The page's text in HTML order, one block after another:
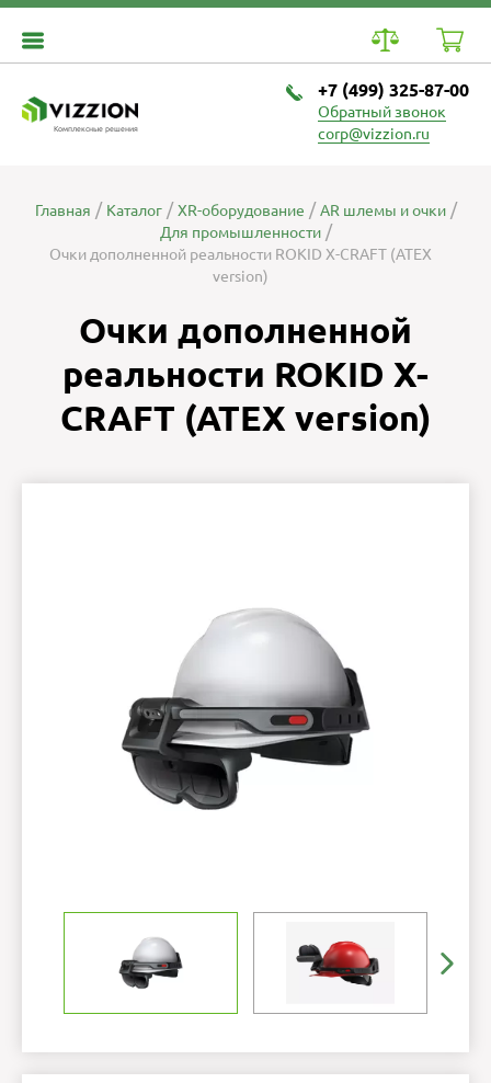
Комплексные решения
+7 (499) 325-87-00
Обратный звонок
corp@vizzion.ru
Главная Каталог XR-оборудование
AR шлемы и очки
Для промышленности
Очки дополненной реальности ROKID X-CRAFT (ATEX
version)
Очки дополненной
реальности ROKID X-
CRAFT (ATEX version)